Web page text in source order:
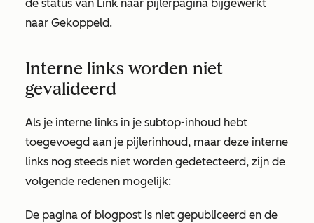
de status van Link naar pijlerpagina bijgewerkt
naar Gekoppeld.
Interne links worden niet
gevalideerd
Als je interne links in je subtop-inhoud hebt
toegevoegd aan je pijlerinhoud, maar deze interne
links nog steeds niet worden gedetecteerd, zijn de
volgende redenen mogelijk:
De pagina of blogpost is niet gepubliceerd en de